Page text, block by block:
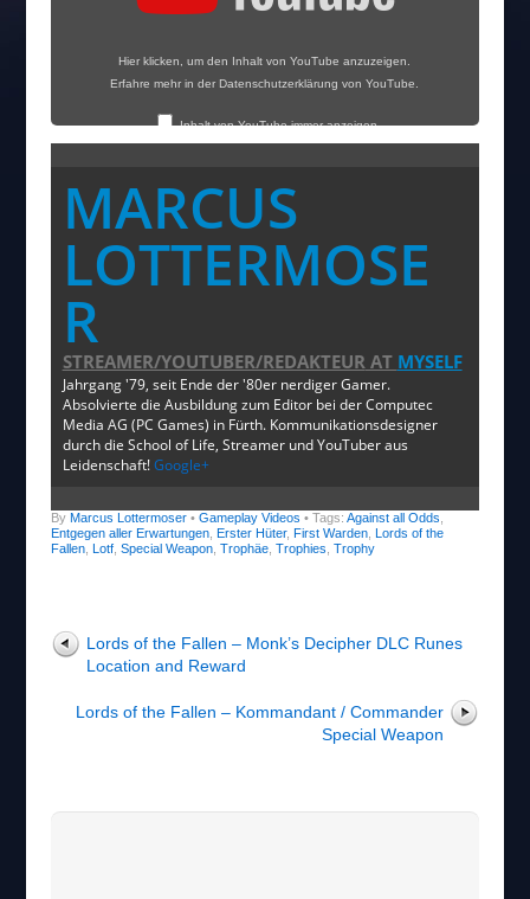
YouTube
Hier klicken, um den Inhalt von YouTube anzuzeigen.
Erfahre mehr in derDatenschutzerklärung von YouTube.
Inhalt von YouTube immer anzeigen
MARCUS
LOTTERMOSE
R
STREAMER/YOUTUBER/REDAKTEUR AT MYSELF
Jahrgang '79, seit Ende der '80er nerdiger Gamer.
Absolvierte die Ausbildung zum Editor bei der Computec
Media AG (PC Games) in Fürth. Kommunikationsdesigner
durch die School of Life, Streamer und YouTuber aus
Leidenschaft!Google+
By Marcus Lottermoser• Gameplay Videos • Tags: Against all Odds
Entgegen aller Erwartungen, Erster Hüter, First Warden, Lords of the
Fallen, Lotf, Special Weapon, Trophäe, Trophies Trophy
Lords of the Fallen – Monk’s Decipher DLC Runes
Location and Reward
Lords of the Fallen – Kommandant / Commander
Special Weapon